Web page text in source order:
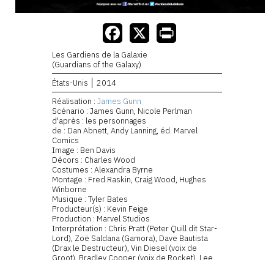
Les Gardiens de la Galaxie
(Guardians of the Galaxy)
États-Unis
2014
Réalisation : James Gunn
Scénario : James Gunn, Nicole Perlman
d'après : les personnages
de : Dan Abnett, Andy Lanning, éd. Marvel
Comics
Image : Ben Davis
Décors : Charles Wood
Costumes : Alexandra Byrne
Montage : Fred Raskin, Craig Wood, Hughes
Winborne
Musique : Tyler Bates
Producteur(s) : Kevin Feige
Production : Marvel Studios
Interprétation : Chris Pratt (Peter Quill dit Star-
Lord), Zoë Saldana (Gamora), Dave Bautista
(Drax le Destructeur), Vin Diesel (voix de
Groot), Bradley Cooper (voix de Rocket), Lee